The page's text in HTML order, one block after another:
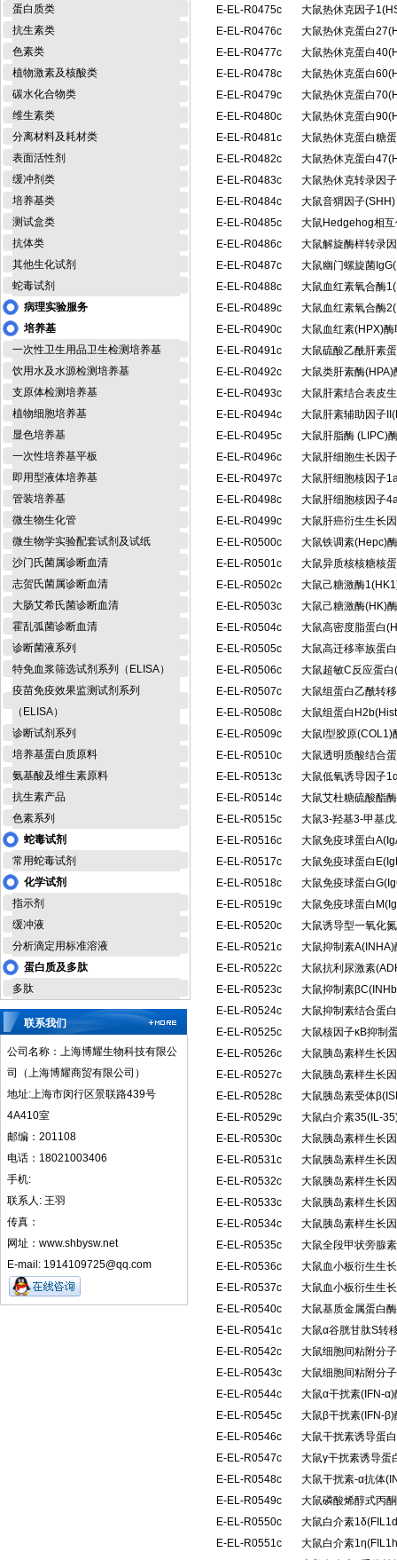
蛋白质类
抗生素类
色素类
植物激素及核酸类
碳水化合物类
维生素类
分离材料及耗材类
表面活性剂
缓冲剂类
培养基类
测试盒类
抗体类
其他生化试剂
蛇毒试剂
病理实验服务
培养基
一次性卫生用品卫生检测培养基
饮用水及水源检测培养基
支原体检测培养基
植物细胞培养基
显色培养基
一次性培养基平板
即用型液体培养基
管装培养基
微生物生化管
微生物学实验配套试剂及试纸
沙门氏菌属诊断血清
志贺氏菌属诊断血清
大肠艾希氏菌诊断血清
霍乱弧菌诊断血清
诊断菌液系列
特免血浆筛选试剂系列（ELISA）
疫苗免疫效果监测试剂系列
（ELISA）
诊断试剂系列
培养基蛋白质原料
氨基酸及维生素原料
抗生素产品
色素系列
蛇毒试剂
常用蛇毒试剂
化学试剂
指示剂
缓冲液
分析滴定用标准溶液
蛋白质及多肽
多肽
联系我们
公司名称：上海博耀生物科技有限公
司（上海博耀商贸有限公司）
地址:上海市闵行区景联路439号
4A410室
邮编：201108
电话：18021003406
手机:
联系人: 王羽
传真：
网址：www.shbysw.net
E-mail: 1914109725@qq.com
E-EL-R0475c
大鼠热休克因子
E-EL-R0476c
大鼠热休克蛋白
E-EL-R0477c
大鼠热休克蛋白
E-EL-R0478c
大鼠热休克蛋白
E-EL-R0479c
大鼠热休克蛋白
E-EL-R0480c
大鼠热休克蛋白
E-EL-R0481c
大鼠热休克蛋白糖
E-EL-R0482c
大鼠热休克蛋白
E-EL-R0483c
大鼠热休克转录因
E-EL-R0484c
大鼠音猬因子
E-EL-R0485c
大鼠Hedgehog相
E-EL-R0486c
大鼠解旋酶样转录
E-EL-R0487c
大鼠幽门螺旋菌
E-EL-R0488c
大鼠血红素氧合酶
E-EL-R0489c
大鼠血红素氧合酶
E-EL-R0490c
大鼠血红素(HPX)
E-EL-R0491c
大鼠硫酸乙酰肝素
E-EL-R0492c
大鼠类肝素酶
E-EL-R0493c
大鼠肝素结合表皮
E-EL-R0494c
大鼠肝素辅助因子
E-EL-R0495c
大鼠肝脂酶 (LIPC)
E-EL-R0496c
大鼠肝细胞生长因
E-EL-R0497c
大鼠肝细胞核因子
E-EL-R0498c
大鼠肝细胞核因子
E-EL-R0499c
大鼠肝癌衍生生长
E-EL-R0500c
大鼠铁调素(Hepc)
E-EL-R0501c
大鼠异质核核糖核
E-EL-R0502c
大鼠己糖激酶
E-EL-R0503c
大鼠己糖激酶(HK)
E-EL-R0504c
大鼠高密度脂蛋白
E-EL-R0505c
大鼠高迁移率族蛋
E-EL-R0506c
大鼠超敏C反应蛋
E-EL-R0507c
大鼠组蛋白乙酰转
E-EL-R0508c
大鼠组蛋白
E-EL-R0509c
大鼠I型胶原(COL1)
E-EL-R0510c
大鼠透明质酸结合
E-EL-R0513c
大鼠低氧诱导因子
E-EL-R0514c
大鼠艾杜糖硫酸酯
E-EL-R0515c
大鼠3-羟基3-甲基
E-EL-R0516c
大鼠免疫球蛋白
E-EL-R0517c
大鼠免疫球蛋白
E-EL-R0518c
大鼠免疫球蛋白
E-EL-R0519c
大鼠免疫球蛋白
E-EL-R0520c
大鼠诱导型一氧化
E-EL-R0521c
大鼠抑制素
E-EL-R0522c
大鼠抗利尿激素
E-EL-R0523c
大鼠抑制素
E-EL-R0524c
大鼠抑制素结合蛋
E-EL-R0525c
大鼠核因子κB抑制
E-EL-R0526c
大鼠胰岛素样生长
E-EL-R0527c
大鼠胰岛素样生长
E-EL-R0528c
大鼠胰岛素受体
E-EL-R0529c
大鼠白介素35(IL-
E-EL-R0530c
大鼠胰岛素样生长
E-EL-R0531c
大鼠胰岛素样生长
E-EL-R0532c
大鼠胰岛素样生长
E-EL-R0533c
大鼠胰岛素样生长
E-EL-R0534c
大鼠胰岛素样生长
E-EL-R0535c
大鼠全段甲状旁腺
E-EL-R0536c
大鼠血小板衍生生
E-EL-R0537c
大鼠血小板衍生生
E-EL-R0540c
大鼠基质金属蛋白
E-EL-R0541c
大鼠α谷胱甘肽S转
E-EL-R0542c
大鼠细胞间粘附分
E-EL-R0543c
大鼠细胞间粘附分
E-EL-R0544c
大鼠α干扰素(IFN-
E-EL-R0545c
大鼠β干扰素(IFN-
E-EL-R0546c
大鼠干扰素诱导蛋
E-EL-R0547c
大鼠γ干扰素诱导蛋
E-EL-R0548c
大鼠干扰素-α抗体
E-EL-R0549c
大鼠磷酸烯醇式丙
E-EL-R0550c
大鼠白介素
E-EL-R0551c
大鼠白介素